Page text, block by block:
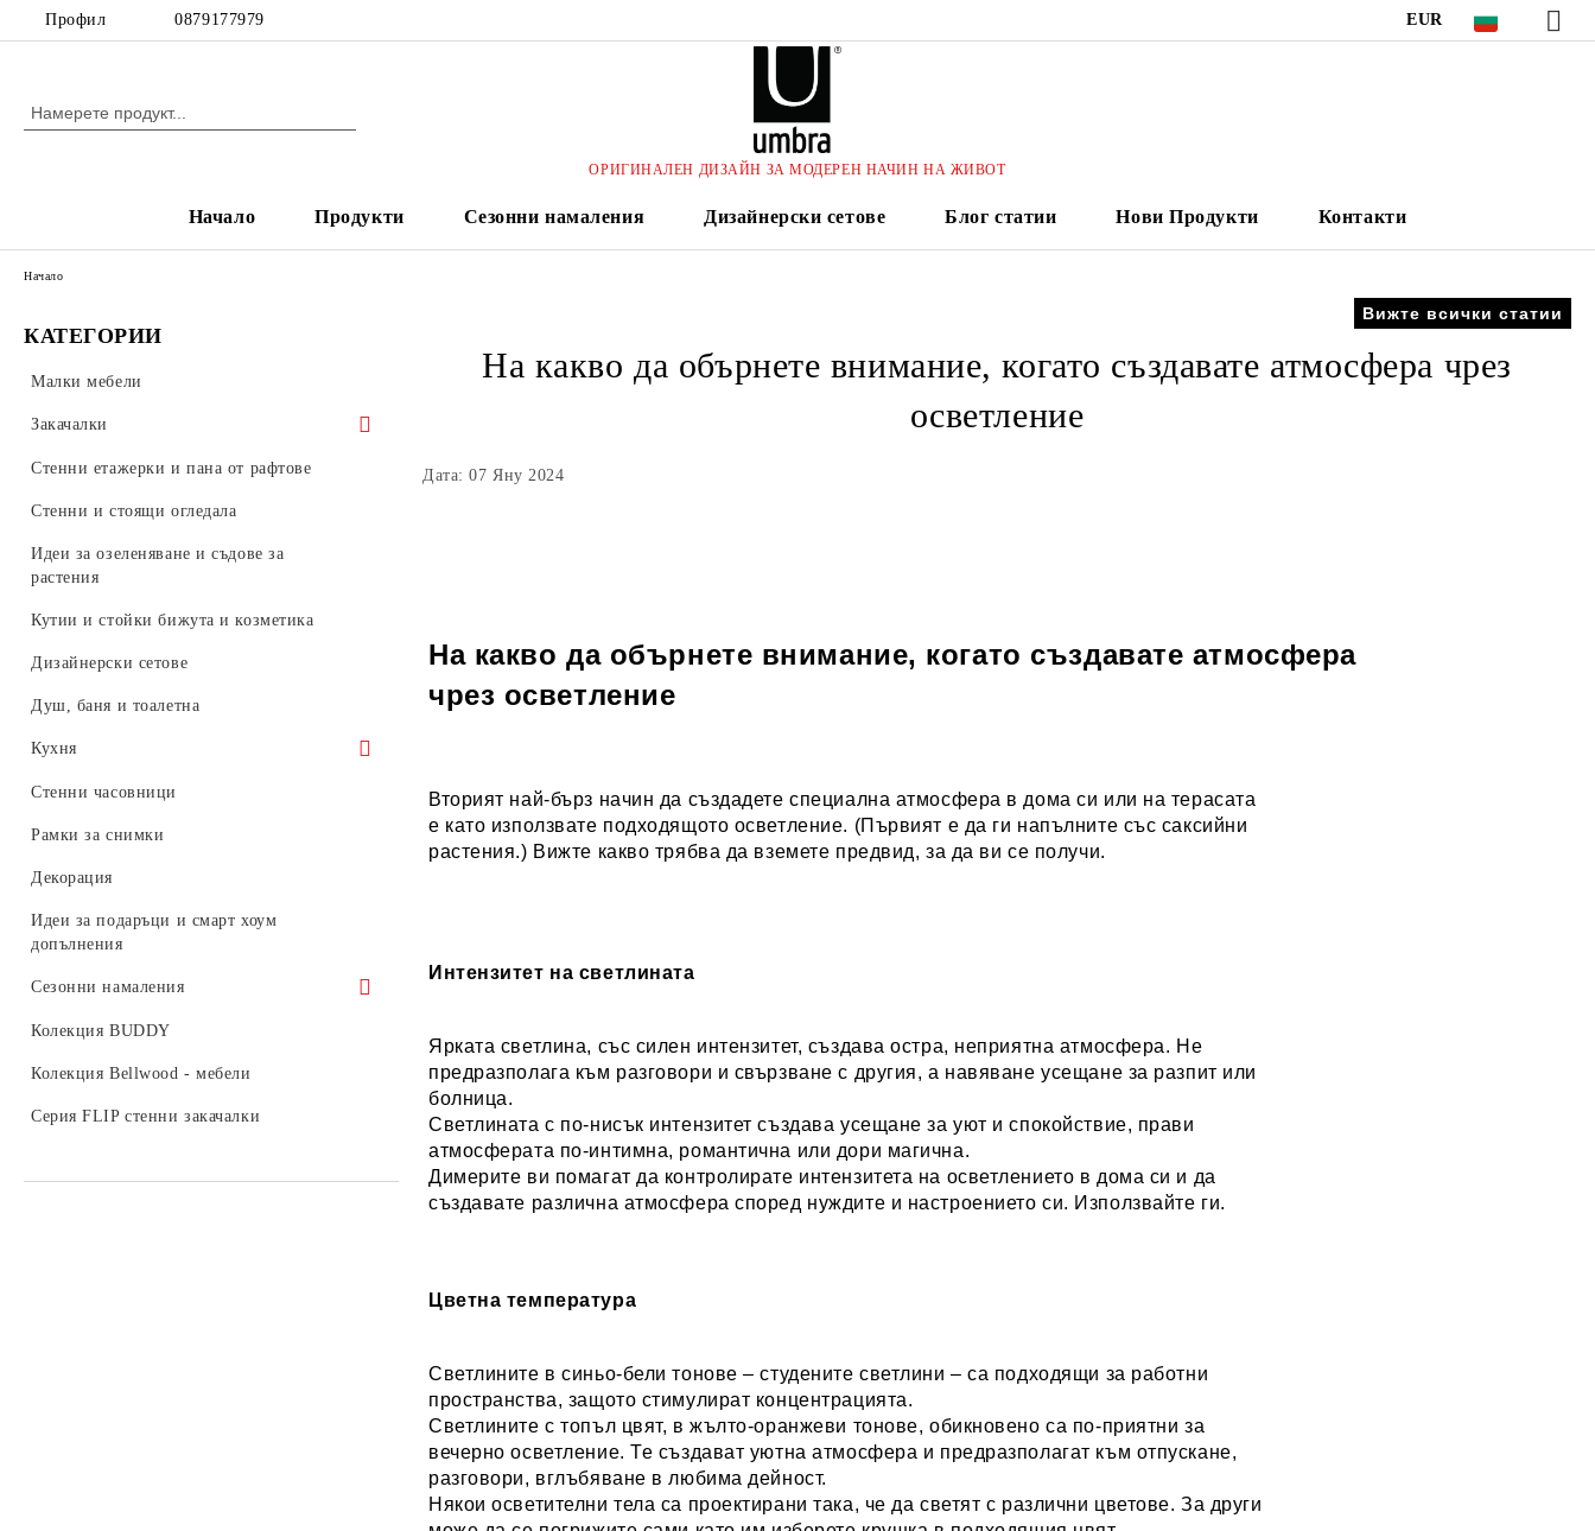
Профил 0879177979 EUR
ОРИГИНАЛЕН ДИЗАЙН ЗА МОДЕРЕН НАЧИН НА ЖИВОТ
Начало Продукти Сезонни намаления Дизайнерски сетове Блог статии Нови Продукти Контакти
КАТЕГОРИИ
Малки мебели
Закачалки
Стенни закачалки
Стоящи закачалки, органайзери и
Закачалки за над врата
Стойки за чадъри
Вход и антре
Дървени кошчета Woodrow
Стенни етажерки и пана от рафтове
Стенни и стоящи огледала
Идеи за озеленяване и съдове за
растения
Кутии и стойки бижута и козметика
Дизайнерски сетове
Душ, баня и тоалетна
Кухня
Аксесоари за мивка
Съхранение и организация
Стенни часовници
Рамки за снимки
Декорация
Идеи за подаръци и смарт хоум
допълнения
Сезонни намаления
Umbra - 30%
Umbra - 20%
Umbra -15%
Колекция BUDDY
Колекция Bellwood - мебели
Серия FLIP стенни закачалки
Начало
Вижте всички статии
На какво да обърнете внимание, когато създавате атмосфера чрез
осветление
Дата: 07 Яну 2024
На какво да обърнете внимание, когато създавате атмосфера
чрез осветление
Вторият най-бърз начин да създадете специална атмосфера в дома си или на терасата
е като използвате подходящото осветление. (Първият е да ги напълните със саксийни
растения.) Вижте какво трябва да вземете предвид, за да ви се получи.
Интензитет на светлината
Ярката светлина, със силен интензитет, създава остра, неприятна атмосфера. Не
предразполага към разговори и свързване с другия, а навяване усещане за разпит или
болница.
Светлината с по-нисък интензитет създава усещане за уют и спокойствие, прави
атмосферата по-интимна, романтична или дори магична.
Димерите ви помагат да контролирате интензитета на осветлението в дома си и да
създавате различна атмосфера според нуждите и настроението си. Използвайте ги.
Цветна температура
Светлините в синьо-бели тонове – студените светлини – са подходящи за работни
пространства, защото стимулират концентрацията.
Светлините с топъл цвят, в жълто-оранжеви тонове, обикновено са по-приятни за
вечерно осветление. Те създават уютна атмосфера и предразполагат към отпускане,
разговори, вглъбяване в любима дейност.
Някои осветителни тела са проектирани така, че да светят с различни цветове. За други